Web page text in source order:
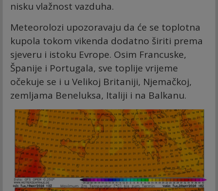
nisku vlažnost vazduha.
Meteorolozi upozoravaju da će se toplotna
kupola tokom vikenda dodatno širiti prema
sjeveru i istoku Evrope. Osim Francuske,
Španije i Portugala, sve toplije vrijeme
očekuje se i u Velikoj Britaniji, Njemačkoj,
zemljama Beneluksa, Italiji i na Balkanu.